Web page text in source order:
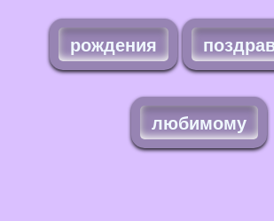
рождения
любимому